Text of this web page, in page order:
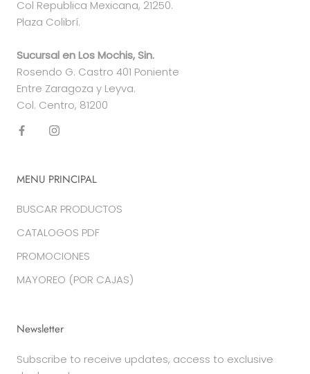
Col Republica Mexicana, 21250.
Plaza Colibrí.
Sucursal en Los Mochis, Sin.
Rosendo G. Castro 401 Poniente
Entre Zaragoza y Leyva.
Col. Centro, 81200
MENU PRINCIPAL
BUSCAR PRODUCTOS
CATALOGOS PDF
PROMOCIONES
MAYOREO (POR CAJAS)
Newsletter
Subscribe to receive updates, access to exclusive